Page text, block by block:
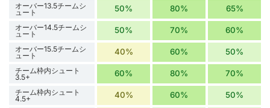
オーバー13.5チームシ
ュート 50% 80% 65%
オーバー14.5チームシ
ュート 50% 70% 60%
オーバー15.5チームシ
ュート 40% 60% 50%
チーム枠内シュート
3.5+ 60% 80% 70%
チーム枠内シュート
4.5+ 40% 60% 50%